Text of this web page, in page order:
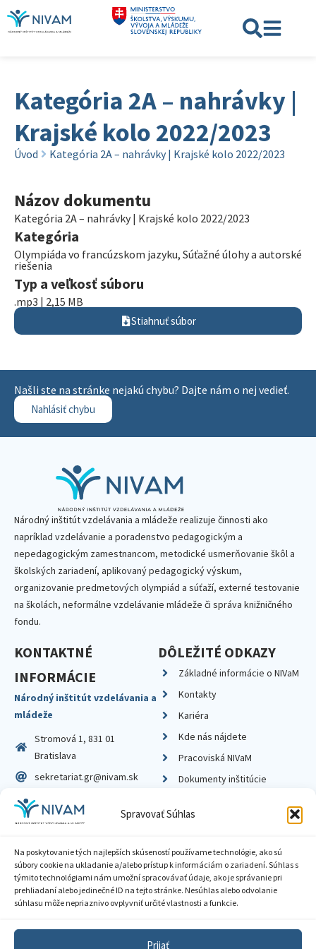
Spravovať Súhlas
Na poskytovanie tých najlepších skúseností používame technológie, ako sú
súbory cookie na ukladanie a/alebo prístup k informáciám o zariadení. Súhlas s
týmito technológiami nám umožní spracovávať údaje, ako je správanie pri
prehliadaní alebo jedinečné ID na tejto stránke. Nesúhlas alebo odvolanie
súhlasu môže nepriaznivo ovplyvniť určité vlastnosti a funkcie.
Prijať
Kategória 2A – nahrávky |
Krajské kolo 2022/2023
Úvod Kategória 2A – nahrávky | Krajské kolo 2022/2023
Názov dokumentu
Kategória 2A – nahrávky | Krajské kolo 2022/2023
Kategória
Olympiáda vo francúzskom jazyku, Súťažné úlohy a autorské
riešenia
Typ a veľkosť súboru
.mp3 | 2,15 MB
Stiahnuť súbor
Našli ste na stránke nejakú chybu? Dajte nám o nej vedieť.
Nahlásiť chybu
Národný inštitút vzdelávania a mládeže realizuje činnosti ako
napríklad vzdelávanie a poradenstvo pedagogickým a
nepedagogickým zamestnancom, metodické usmerňovanie škôl a
školských zariadení, aplikovaný pedagogický výskum,
organizovanie predmetových olympiád a súťaží, externé testovanie
na školách, neformálne vzdelávanie mládeže či správa knižničného
fondu.
KONTAKTNÉ
INFORMÁCIE
Národný inštitút vzdelávania a
mládeže
Stromová 1, 831 01
Bratislava
sekretariat.gr@nivam.sk
IČO: 00164348
DIČ: 2020798714
DÔLEŽITÉ ODKAZY
Základné informácie o NIVaM
Kontakty
Kariéra
Kde nás nájdete
Pracoviská NIVaM
Dokumenty inštitúcie
Zásady ochrany súkromia